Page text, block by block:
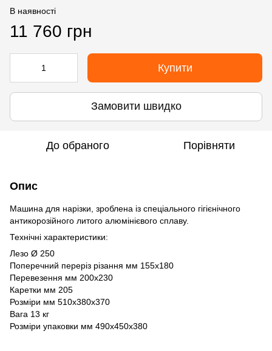
В наявності
11 760 грн
Купити
Замовити швидко
До обраного Порівняти
Опис
Машина для нарізки, зроблена із спеціального гігієнічного
антикорозійного литого алюмінієвого сплаву.
Технічні характеристики:
Лезо Ø 250
Поперечний переріз різання мм 155x180
Перевезення мм 200x230
Каретки мм 205
Розміри мм 510x380x370
Вага 13 кг
Розміри упаковки мм 490x450x380